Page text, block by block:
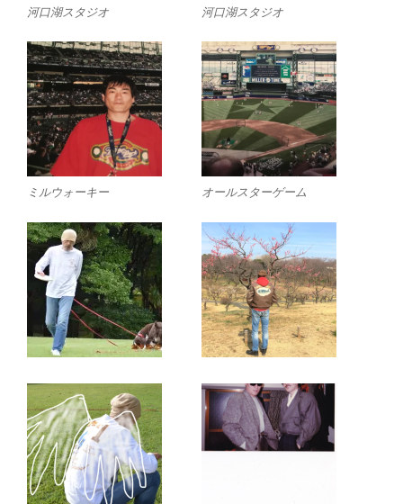
河口湖スタジオ 河口湖スタジオ
ミルウォーキー オールスターゲーム